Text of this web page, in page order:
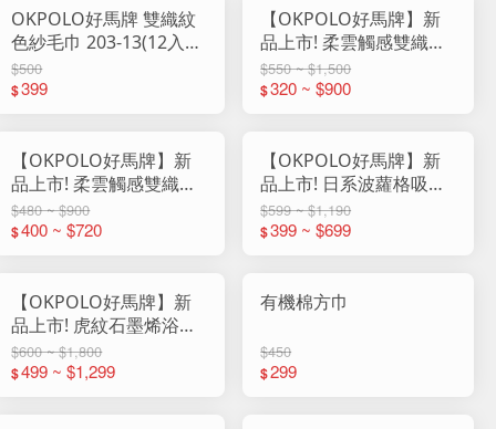
OKPOLO好馬牌 雙織紋
色紗毛巾 203-13(12入
組)
$500
$399
【OKPOLO好馬牌】新
品上市! 柔雲觸感雙織紋
純棉浴巾
$550 ~ $1,500
$320 ~ $900
【OKPOLO好馬牌】新
品上市! 柔雲觸感雙織紋
純棉毛巾 818
$480 ~ $900
$400 ~ $720
【OKPOLO好馬牌】新
品上市! 日系波蘿格吸水
浴巾
$599 ~ $1,190
$399 ~ $699
【OKPOLO好馬牌】新
品上市! 虎紋石墨烯浴巾
(1入組)
$600 ~ $1,800
$499 ~ $1,299
有機棉方巾
$450
$299